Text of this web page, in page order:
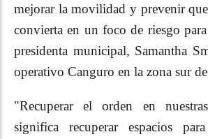
mejorar la movilidad y prevenir
convierta en un foco de riesgo
presidenta municipal, Samantha
operativo Canguro en la zona sur
"Recuperar el orden en
significa recuperar espacios